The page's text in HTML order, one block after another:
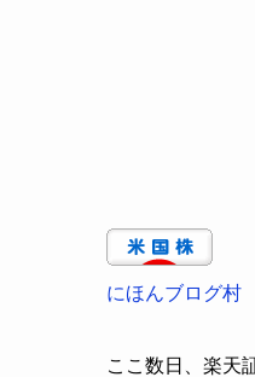
にほんブログ村
ここ数日、楽天